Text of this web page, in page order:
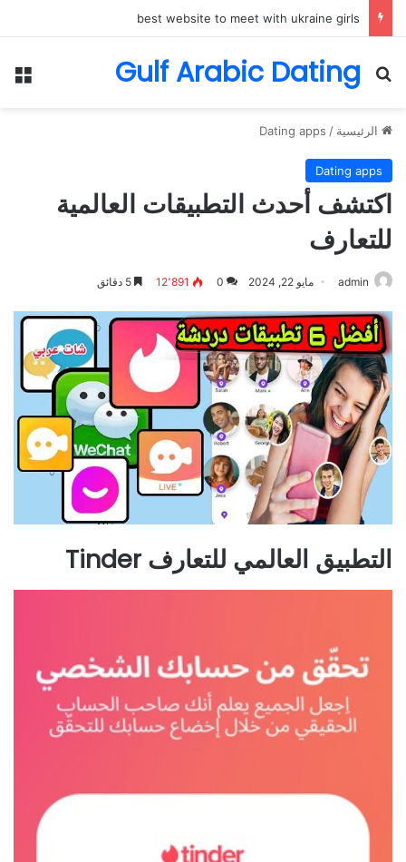
تعرف على أفضل المواقع للتعارف مع الفتيات الأوكرانيات
Gulf Arabic Dating
بحث عن
الرئيسية /
Dating apps
Dating apps
اكتشف أحدث التطبيقات العالمية
للتعارف
admin مايو 22, 2024 0 12٬891
التطبيق العالمي للتعارف Tinder